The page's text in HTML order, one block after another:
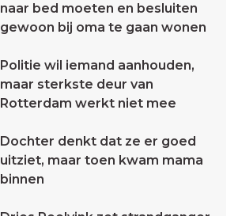
naar bed moeten en besluiten
gewoon bij oma te gaan wonen
Politie wil iemand aanhouden,
maar sterkste deur van
Rotterdam werkt niet mee
Dochter denkt dat ze er goed
uitziet, maar toen kwam mama
binnen